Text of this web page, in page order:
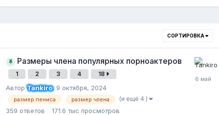
СОРТИРОВКА
Размеры члена популярных порноактеров
1 2 3 4 18
АвторTankiro, 9 октября, 2024
размер пениса размер члена (и ещё 4 )
359 ответов 171.6 тыс просмотров